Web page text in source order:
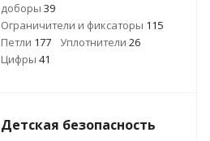
доборы 39
Ограничители и фиксаторы 115
Петли 177 Уплотнители 26
Цифры 41
Детская безопасность